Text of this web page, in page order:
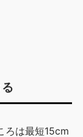
ろは最短15cm